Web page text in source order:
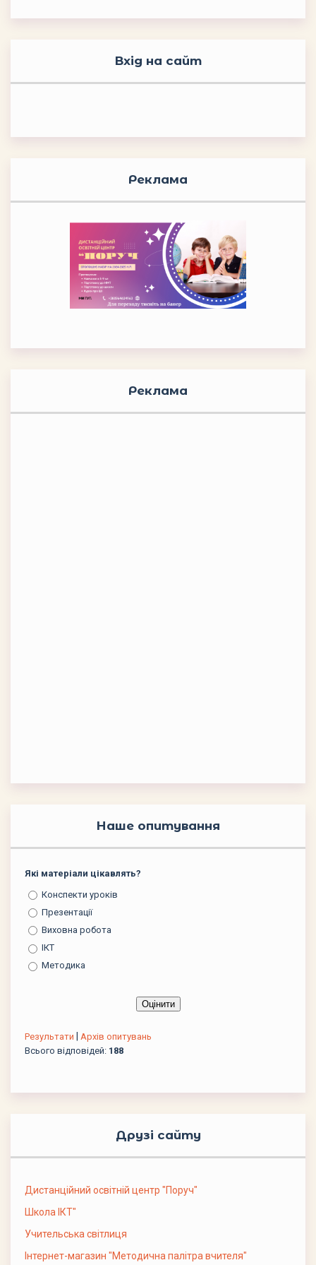
Вхід на сайт
Реклама
Реклама
Наше опитування
Які матеріали цікавлять?
Конспекти уроків
Презентації
Виховна робота
ІКТ
Методика
Результати
Архів опитувань
Всього відповідей: 188
Друзі сайту
Дистанційний освітній центр "Поруч"
Школа ІКТ"
Учительська світлиця
Інтернет-магазин "Методична палітра вчителя"